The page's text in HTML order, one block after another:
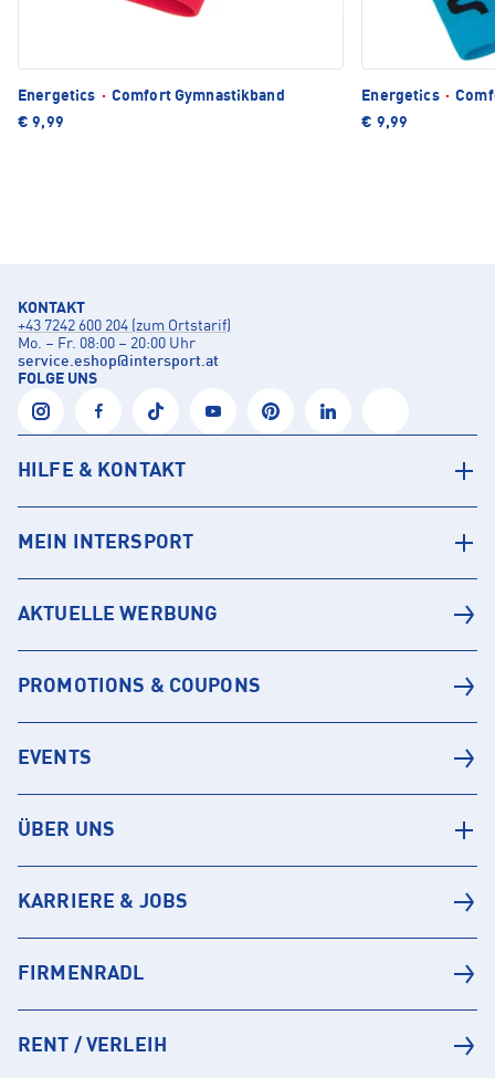
Energetics · Comfort Gymnastikband
€ 9,99
Energetics ·
€ 9,99
KONTAKT
+43 7242 600 204 (zum Ortstarif)
Mo. – Fr. 08:00 – 20:00 Uhr
service.eshop@intersport.at
FOLGE UNS
HILFE & KONTAKT
MEIN INTERSPORT
AKTUELLE WERBUNG
PROMOTIONS & COUPONS
EVENTS
ÜBER UNS
KARRIERE & JOBS
FIRMENRADL
RENT / VERLEIH